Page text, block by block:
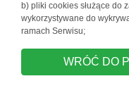
b) pliki cookies służące do
wykorzystywane do
ramach Serwisu;
WRÓĆ DO